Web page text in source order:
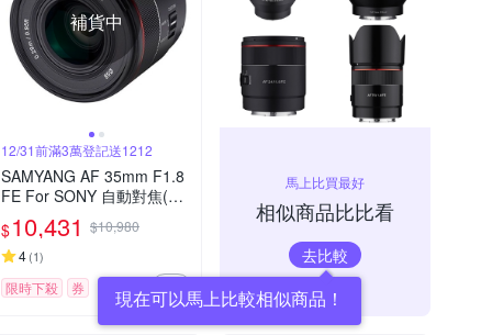
補貨中
12/31前滿3萬登記送1212
SAMYANG AF 35mm F1.8
FE For SONY 自動對焦(公
司貨)
$10,431 $10,980
4(1)
限時下殺 券
馬上比買最好
相似商品比比看
去比較
現在可以馬上比較相似商品！